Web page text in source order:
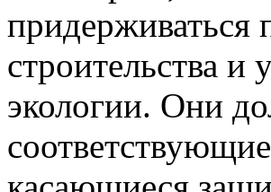
придерживаться
строительства и
экологии. Они